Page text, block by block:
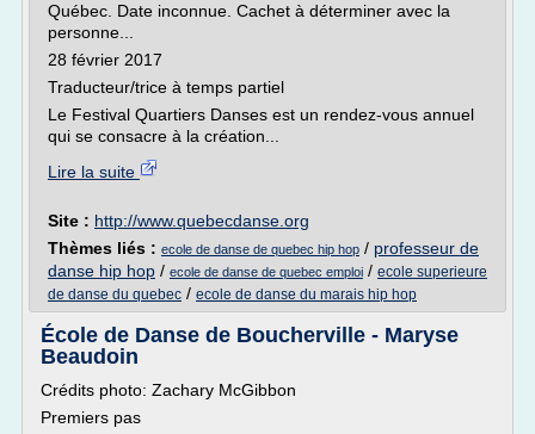
Québec. Date inconnue. Cachet à déterminer avec la
personne...
28 février 2017
Traducteur/trice à temps partiel
Le Festival Quartiers Danses est un rendez-vous annuel
qui se consacre à la création...
Lire la suite
Site : http://www.quebecdanse.org
Thèmes liés : ecole de danse de quebec hip hop / professeur de
danse hip hop / ecole de danse de quebec emploi / ecole superieure
de danse du quebec / ecole de danse du marais hip hop
École de Danse de Boucherville - Maryse
Beaudoin
Crédits photo: Zachary McGibbon
Premiers pas